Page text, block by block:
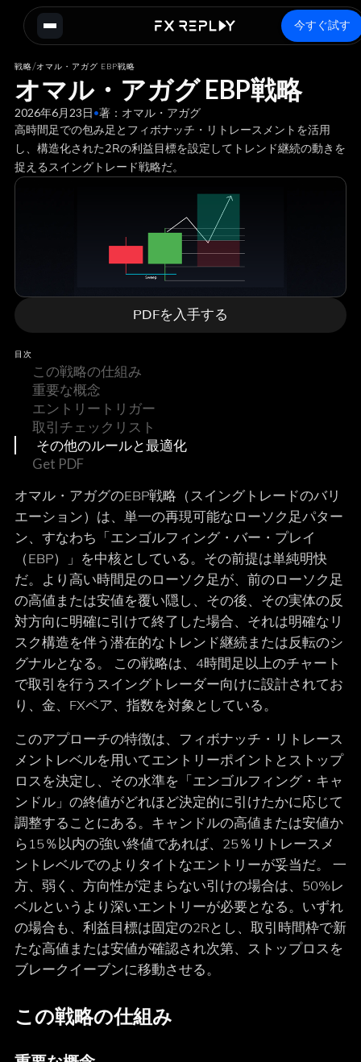
今すぐ試す
戦略/オマル・アガグ EBP戦略
オマル・アガグ EBP戦略
2026年6月23日•著： オマル・アガグ
高時間足での包み足とフィボナッチ・リトレースメントを活用
し、構造化された2Rの利益目標を設定してトレンド継続の動きを
捉えるスイングトレード戦略だ。
PDFを入手する
目次
この戦略の仕組み
重要な概念
エントリートリガー
取引チェックリスト
その他のルールと最適化
Get PDF
オマル・アガグのEBP戦略（スイングトレードのバリ
エーション）は、単一の再現可能なローソク足パター
ン、すなわち「エンゴルフィング・バー・プレイ
（EBP）」を中核としている。その前提は単純明快
だ。より高い時間足のローソク足が、前のローソク足
の高値または安値を覆い隠し、その後、その実体の反
対方向に明確に引けて終了した場合、それは明確なリ
スク構造を伴う潜在的なトレンド継続または反転のシ
グナルとなる。 この戦略は、4時間足以上のチャート
で取引を行うスイングトレーダー向けに設計されてお
り、金、FXペア、指数を対象としている。
このアプローチの特徴は、フィボナッチ・リトレース
メントレベルを用いてエントリーポイントとストップ
ロスを決定し、その水準を「エンゴルフィング・キャ
ンドル」の終値がどれほど決定的に引けたかに応じて
調整することにある。キャンドルの高値または安値か
ら15％以内の強い終値であれば、25％リトレースメ
ントレベルでのよりタイトなエントリーが妥当だ。 一
方、弱く、方向性が定まらない引けの場合は、50%レ
ベルというより深いエントリーが必要となる。いずれ
の場合も、利益目標は固定の2Rとし、取引時間枠で新
たな高値または安値が確認され次第、ストップロスを
ブレークイーブンに移動させる。
この戦略の仕組み